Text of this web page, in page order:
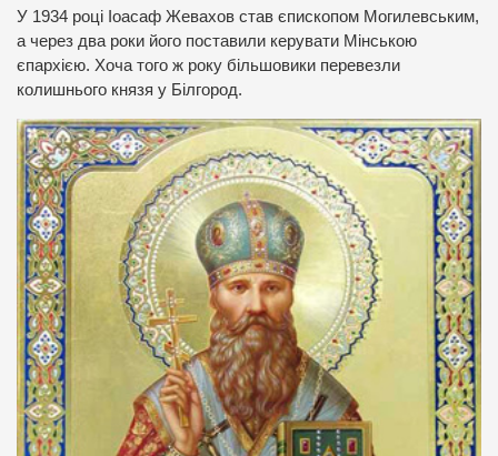
У 1934 році Іоасаф Жевахов став єпископом Могилевським,
а через два роки його поставили керувати Мінською
єпархією. Хоча того ж року більшовики перевезли
колишнього князя у Білгород.